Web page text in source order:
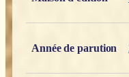
Année de parution